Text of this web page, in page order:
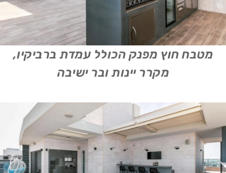
מטבח חוץ מפנק הכולל עמדת ברביקיו,
מקרר יינות ובר ישיבה